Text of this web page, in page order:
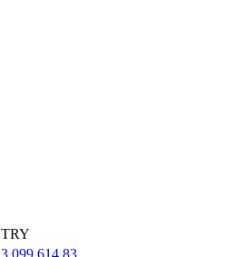
TRY
3,099,614.83